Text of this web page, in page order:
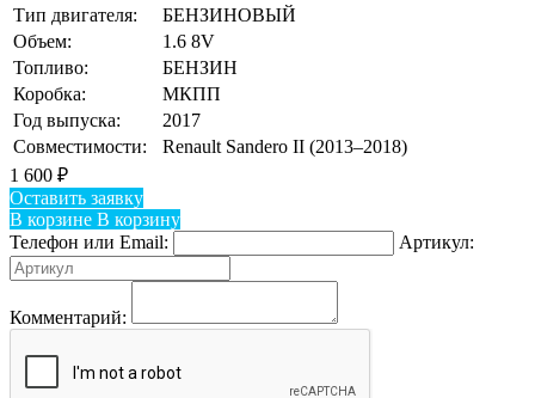
Тип двигателя:
БЕНЗИНОВЫЙ
Объем:
1.6 8V
Топливо:
БЕНЗИН
Коробка:
МКПП
Год выпуска:
2017
Совместимости:
Renault Sandero II (2013–2018)
1 600 ₽
Оставить заявку
В корзине В корзину
Телефон или Email:
Артикул:
Комментарий: